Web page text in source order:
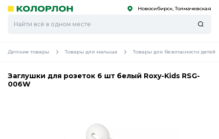
Скоро
Скоро Новосибирск, Толмачевская
Детские товары Товары для малыша Товары для безопасности детей
Заглушки для розеток 6 шт белый Roxy-Kids RSG-
006W